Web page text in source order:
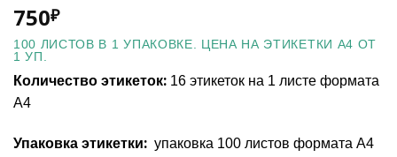
750₽
100 ЛИСТОВ В 1 УПАКОВКЕ. ЦЕНА НА ЭТИКЕТКИ А4 ОТ
1 УП.
Количество этикеток: 16 этикеток на 1 листе формата
А4
Упаковка этикетки: упаковка 100 листов формата А4